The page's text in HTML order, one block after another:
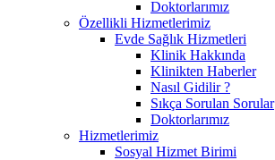
Doktorlarımız
Özellikli Hizmetlerimiz
Evde Sağlık Hizmetleri
Klinik Hakkında
Klinikten Haberler
Nasıl Gidilir ?
Sıkça Sorulan Sorular
Doktorlarımız
Hizmetlerimiz
Sosyal Hizmet Birimi